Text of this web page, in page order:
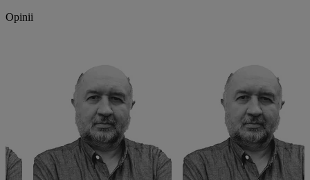
Opinii